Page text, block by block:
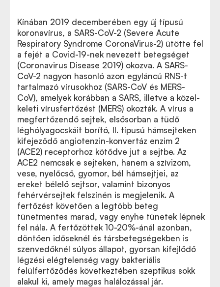
Kínában 2019 decemberében egy új típusú
koronavírus, a SARS-CoV-2 (Severe Acute
Respiratory Syndrome CoronaVirus-2) ütötte fel
a fejét a Covid-19-nek nevezett betegséget
(Coronavirus Disease 2019) okozva. A SARS-
CoV-2 nagyon hasonló azon egyláncú RNS-t
tartalmazó vírusokhoz (SARS-CoV és MERS-
CoV), amelyek korábban a SARS, illetve a közel-
keleti vírusfertőzést (MERS) okozták. A vírus a
megfertőzendő sejtek, elsősorban a tüdő
léghólyagocskáit borító, II. típusú hámsejteken
kifejeződő angiotenzin-konvertáz enzim 2
(ACE2) receptorhoz kötődve jut a sejtbe. Az
ACE2 nemcsak e sejteken, hanem a szívizom,
vese, nyelőcső, gyomor, bél hámsejtjei, az
ereket bélelő sejtsor, valamint bizonyos
fehérvérsejtek felszínén is megjelenik. A
fertőzést követően a legtöbb beteg
tünetmentes marad, vagy enyhe tünetek lépnek
fel nála. A fertőzöttek 10-20%-ánál azonban,
döntően időseknél és társbetegségekben is
szenvedőknél súlyos állapot, gyorsan kifejlődő
légzési elégtelenség vagy bakteriális
felülfertőződés következtében szeptikus sokk
alakul ki, amely magas halálozással jár.